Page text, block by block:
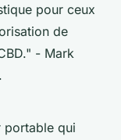
pour ceux
de
- Mark
portable qui